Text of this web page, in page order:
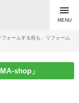

MENU
ォームする前も、リフォーム
shop」